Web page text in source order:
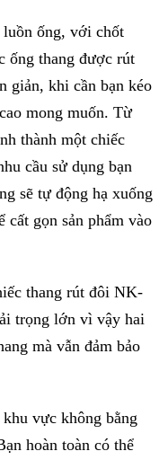
ống, với chốt
ống thang được rút
giản, khi cần bạn kéo
mong muốn. Từ
thành một chiếc
cầu sử dụng bạn
sẽ tự động hạ xuống
cất gọn sản phẩm vào
thang rút đôi NK-
trọng lớn vì vậy hai
mà vẫn đảm bảo
vực không bằng
hoàn toàn có thể